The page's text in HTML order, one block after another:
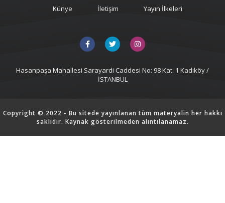
Künye İletişim Yayın İlkeleri
Hasanpaşa Mahallesi Sarayardi Caddesi No: 98 Kat: 1 Kadıköy /
İSTANBUL
Copyright © 2022 - Bu sitede yayınlanan tüm materyalin her hakkı
saklıdır. Kaynak gösterilmeden alıntılanamaz.